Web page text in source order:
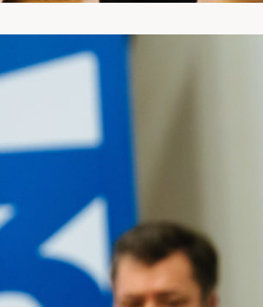
REPORTAGES
PERSONNEL
PORTRAITS
CORPORATE
DESTINATIONS